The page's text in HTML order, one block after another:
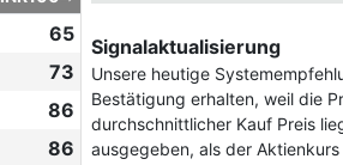
65
73
86
86
Signalaktualisierung
Unsere heutige
Bestätigung erhalten, weil die
durchschnittlicher Kauf Preis
ausgegeben, als der